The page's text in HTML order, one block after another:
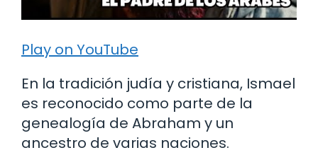
Play on YouTube
En la tradición judía y cristiana, Ismael
es reconocido como parte de la
genealogía de Abraham y un
ancestro de varias naciones.